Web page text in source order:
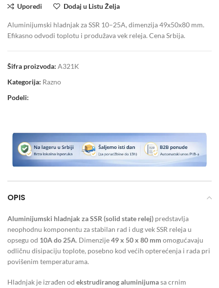
Uporedi Dodaj u Listu Želja
Aluminijumski hladnjak za SSR 10–25A, dimenzija 49x50x80 mm.
Efikasno odvodi toplotu i produžava vek releja. Cena Srbija.
Šifra proizvoda: A321K
Kategorija: Razno
Podeli:
OPIS
Aluminijumski hladnjak za SSR (solid state relej) predstavlja
neophodnu komponentu za stabilan rad i dug vek SSR releja u
opsegu od 10A do 25A. Dimenzije49 x 50 x 80 mm omogućavaju
odličnu disipaciju toplote, posebno kod većih opterećenja i rada pri
povišenim temperaturama.
Hladnjak je izrađen od ekstrudiranog aluminijumasa crnim